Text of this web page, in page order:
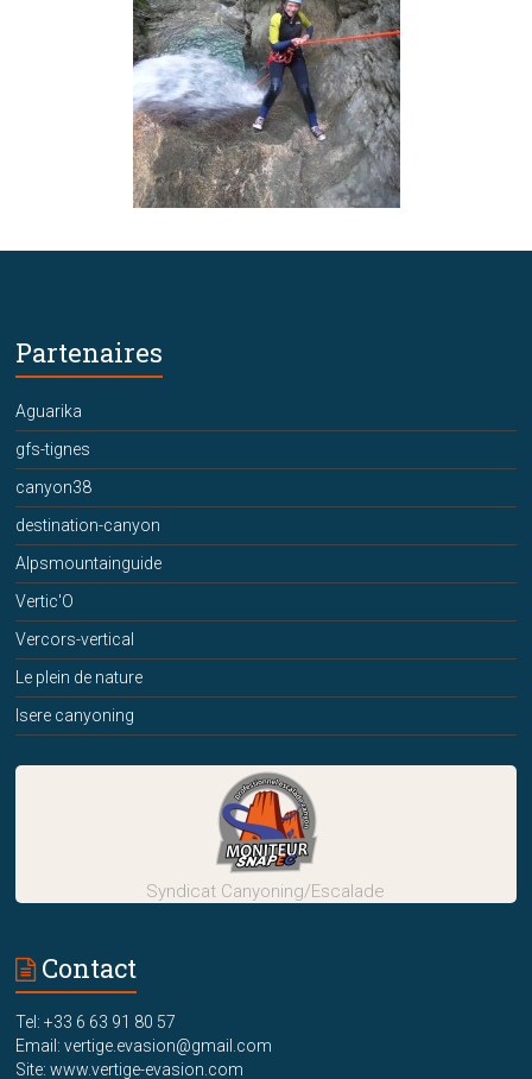
Partenaires
Aguarika
gfs-tignes
canyon38
destination-canyon
Alpsmountainguide
Vertic'O
Vercors-vertical
Le plein de nature
Isere canyoning
Syndicat Canyoning/Escalade
Contact
Tel: +33 6 63 91 80 57
Email: vertige.evasion@gmail.com
Site: www.vertige-evasion.com